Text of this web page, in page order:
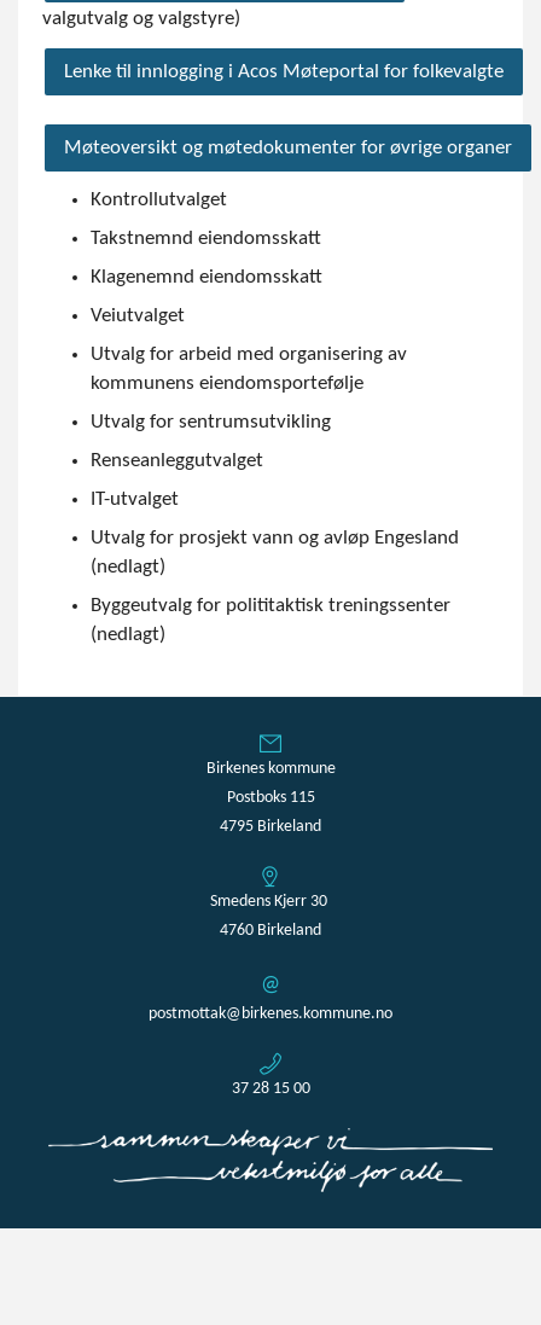
valgutvalg og valgstyre)
Lenke til innlogging i Acos Møteportal for folkevalgte
Møteoversikt og møtedokumenter for øvrige organer
Kontrollutvalget
Takstnemnd eiendomsskatt
Klagenemnd eiendomsskatt
Veiutvalget
Utvalg for arbeid med organisering av
kommunens eiendomsportefølje
Utvalg for sentrumsutvikling
Renseanleggutvalget
IT-utvalget
Utvalg for prosjekt vann og avløp Engesland
(nedlagt)
Byggeutvalg for polititaktisk treningssenter
(nedlagt)
Birkenes kommune
Postboks 115
4795 Birkeland
Smedens Kjerr 30
4760 Birkeland
postmottak@birkenes.kommune.no
37 28 15 00